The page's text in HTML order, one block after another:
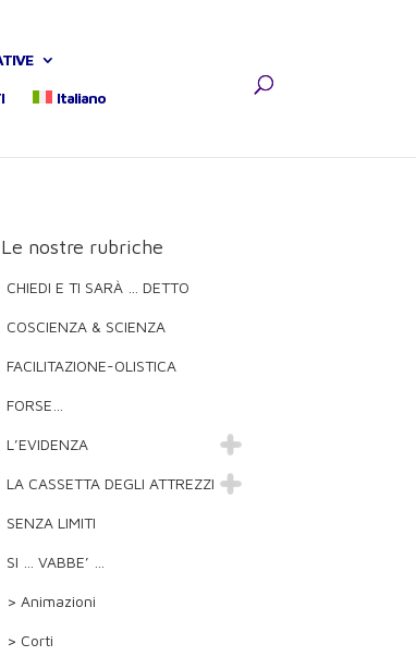
Italiano
Le nostre rubriche
CHIEDI E TI SARÀ … DETTO
COSCIENZA & SCIENZA
FACILITAZIONE-OLISTICA
FORSE…
L’EVIDENZA
LA CASSETTA DEGLI ATTREZZI
SENZA LIMITI
SI … VABBE’ …
> Animazioni
> Corti